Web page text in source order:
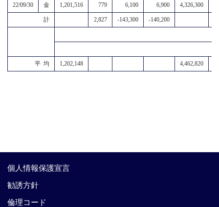
22/09/30 金 1,201,516 779 6,100 6,900 4,326,300
計 2,827 -143,300 -140,200
平 均 1,202,148 4,462,820
個人情報保護宣言
勧誘方針
倫理コード